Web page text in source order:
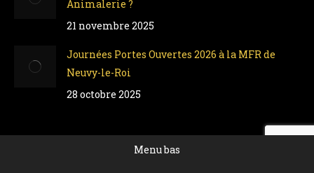
Animalerie ?
21 novembre 2025
Journées Portes Ouvertes 2026 à la MFR de
Neuvy-le-Roi
28 octobre 2025
Menu bas